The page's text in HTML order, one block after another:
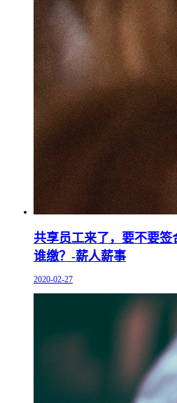
共享员工来了，要不要
谁缴？-薪人薪事
2020-02-27